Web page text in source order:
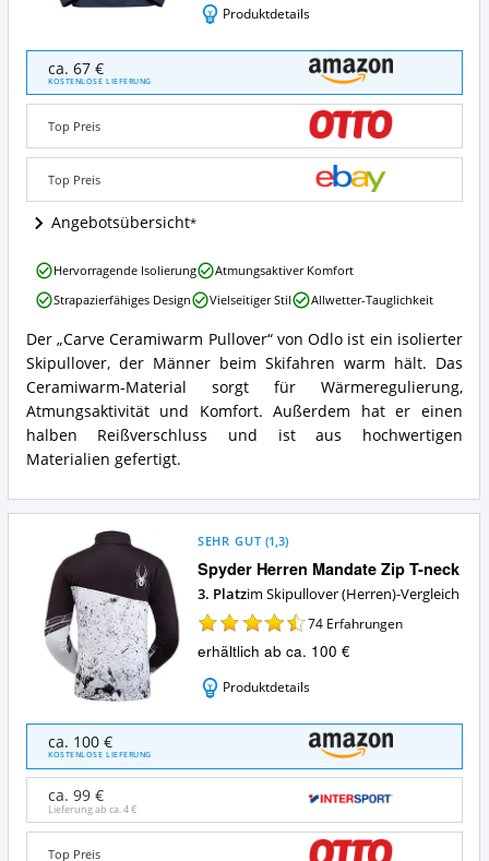
Produktdetails
Odlo
Herren
Midlayer
Carve
Ceramiwarm
Pullover
Angebote:
Wo
dieser
Skipullover
(Herren)
erhältlich?
ca. 67 €
KOSTENLOSE LIEFERUNG
Top Preis
Top Preis
Angebotsübersicht
Odlo
Herren
Midlayer
1/2
Zip
Carve
Ceramiwarm
Zusammenfassung:
dieser
Skipullover
(Herren)?
Der „Carve Ceramiwarm Pullover“ von Odlo ist ein isolierter
Skipullover, der Männer beim Skifahren warm hält. Das
Ceramiwarm-Material sorgt für Wärmeregulierung,
Atmungsaktivität und Komfort. Außerdem hat er einen
halben Reißverschluss und ist aus hochwertigen
Materialien gefertigt.
Odlo
Herren
Midlayer
Zip
Carve
Ceramiwarm
Pullover
Vorteile:
Was
spricht
diesen
(Herren)?
Hervorragende Isolierung
Atmungsaktiver Komfort
Strapazierfähiges Design
Vielseitiger Stil Allwetter-Tauglichkeit
Spyder Herren Mandate Zip T-neck
SEHR GUT (1,3)
3. Platzim Skipullover (Herren)-Vergleich
74 Erfahrungen
erhältlich ab ca. 100 €
Produktdetails
Herren
Mandate
neck
Angebote:
ca. 100 €
KOSTENLOSE LIEFERUNG
ca. 99 €
Lieferung ab ca.4 €
Top Preis